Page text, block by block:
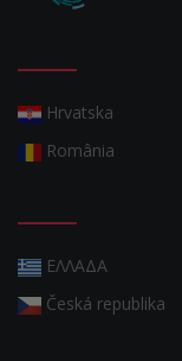
Hrvatska
România
ΕΛΛΑΔΑ
Česká republika